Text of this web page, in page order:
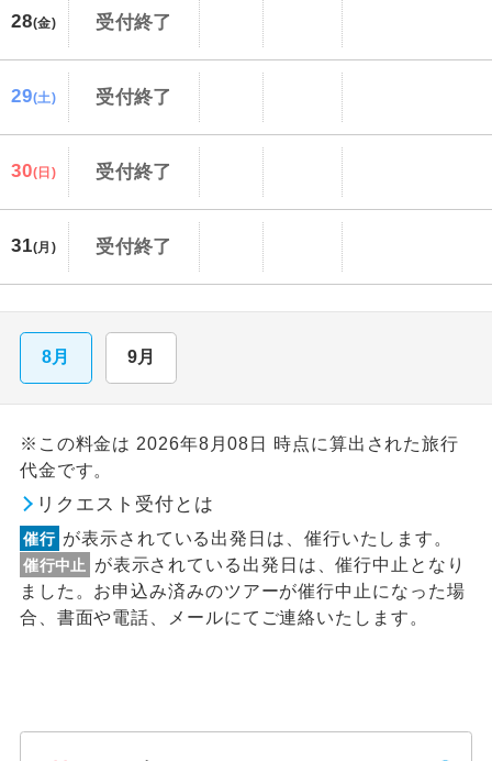
28(金) 受付終了
29(土) 受付終了
30(日) 受付終了
31(月) 受付終了
8月 9月
※この料金は 2026年8月08日 時点に算出された旅行
代金です。
リクエスト受付とは
催行 が表示されている出発日は、催行いたします。
催行中止
が表示されている出発日は、催行中止となり
ました。お申込み済みのツアーが催行中止になった場
合、書面や電話、メールにてご連絡いたします。